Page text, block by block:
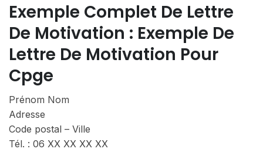
Exemple Complet De Lettre
De Motivation : Exemple De
Lettre De Motivation Pour
Cpge
Prénom Nom
Adresse
Code postal – Ville
Tél. : 06 XX XX XX XX